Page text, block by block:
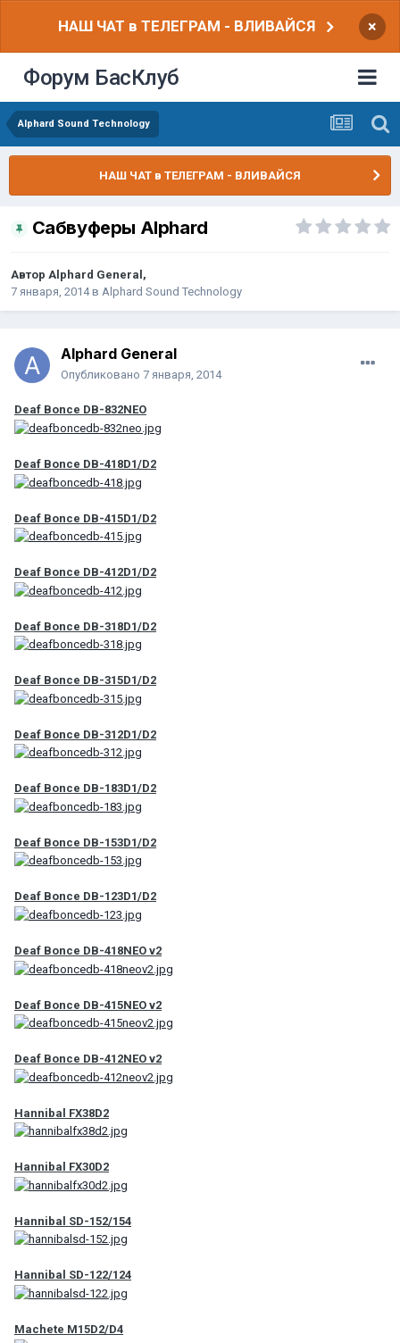
НАШ ЧАТ в ТЕЛЕГРАМ - ВЛИВАЙСЯ ×
Форум БасКлуб
Alphard Sound Technology
НАШ ЧАТ в ТЕЛЕГРАМ - ВЛИВАЙСЯ
Сабвуферы Alphard
Автор Alphard General ,
7 января, 2014в Alphard Sound Technology
Alphard General
Опубликовано 7 января, 2014
Deaf Bonce DB-832NEO
Deaf Bonce DB-418D1/D2
Deaf Bonce DB-415D1/D2
Deaf Bonce DB-412D1/D2
Deaf Bonce DB-318D1/D2
Deaf Bonce DB-315D1/D2
Deaf Bonce DB-312D1/D2
Deaf Bonce DB-183D1/D2
Deaf Bonce DB-153D1/D2
Deaf Bonce DB-123D1/D2
Deaf Bonce DB-418NEO v2
Deaf Bonce DB-415NEO v2
Deaf Bonce DB-412NEO v2
Hannibal FX38D2
Hannibal FX30D2
Hannibal SD-152/154
Hannibal SD-122/124
Machete M15D2/D4